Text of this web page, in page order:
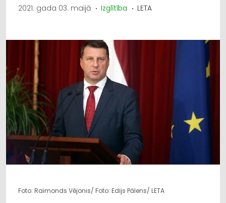
2021. gada 03. maijā Izglītība LETA
Foto: Raimonds Vējonis/ Foto: Edijs Pālens/ LETA